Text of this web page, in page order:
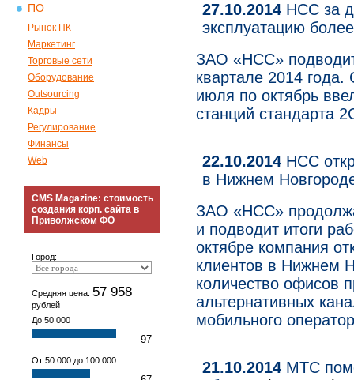
ПО
Рынок ПК
Маркетинг
Торговые сети
Оборудование
Outsourcing
Кадры
Регулирование
Финансы
Web
CMS Magazine: стоимость
создания корп. сайта в
Приволжском ФО
Город:
Средняя цена: 57 958
рублей
До 50 000
97
От 50 000 до 100 000
27.10.2014 НСС за
эксплуатацию
ЗАО «НСС» подводит
квартале 2014 года.
июля по октябрь
станций стандарта
22.10.2014 НСС
в Нижнем
ЗАО «НСС»
и подводит итоги
октябре компания
клиентов в Нижнем
количество офисов
альтернативных
мобильного
21.10.2014 МТС